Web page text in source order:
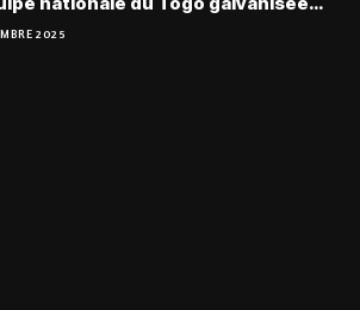
son départ
2025